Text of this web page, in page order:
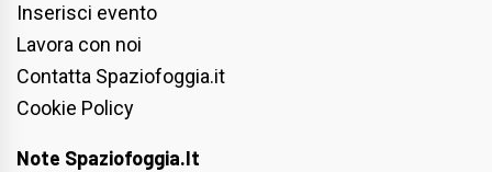
Inserisci evento
Lavora con noi
Contatta Spaziofoggia.it
Cookie Policy
Note Spaziofoggia.it